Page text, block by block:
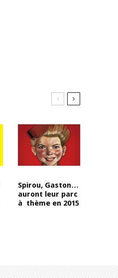
Spirou, Gaston…
auront leur parc
à thème en 2015